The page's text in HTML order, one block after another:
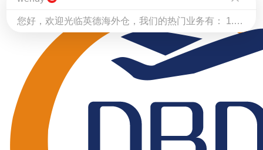
您好，欢迎光临英德海外仓，我们的热门业务有： 1.海外仓：一件代发、货物中转、退货换标 2.国际物流：头程运输、FBA专线、尾程派送、清关 3.华人自营海外清库存服务/积压库存快速清理 有需要可以扫码添加客服微信（19007569967）[图片]